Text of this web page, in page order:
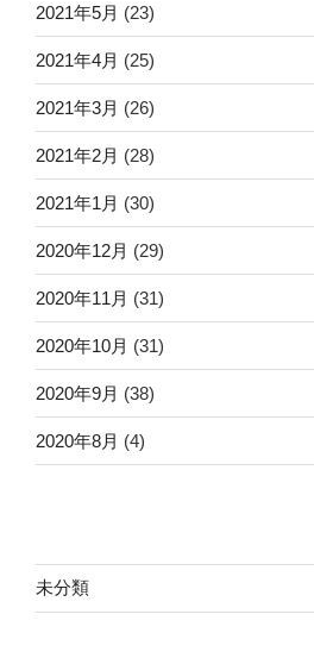
2021年5月 (23)
2021年4月 (25)
2021年3月 (26)
2021年2月 (28)
2021年1月 (30)
2020年12月 (29)
2020年11月 (31)
2020年10月 (31)
2020年9月 (38)
2020年8月 (4)
未分類